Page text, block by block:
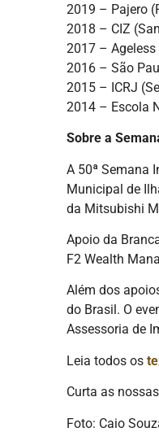
2019 – Pajero
2018 – CIZ
2017 – Ageless
2016 – São
2015 – ICRJ
2014 – Escola
Sobre a
A 50ª Semana
Municipal de
da Mitsubishi
Apoio da
F2 Wealth
Além dos
do Brasil. O
Assessoria de
Leia todos os
Curta as
Foto: Caio